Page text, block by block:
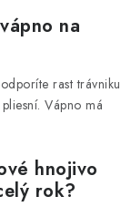
na
rast trávniku
Vápno má
hnojivo
rok?